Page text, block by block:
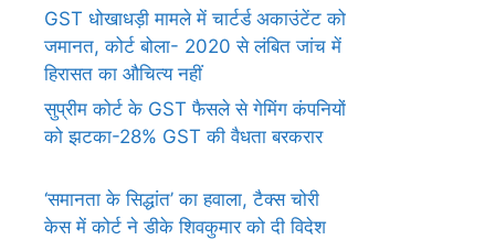
GST धोखाधड़ी मामले में चार्टर्ड अकाउंटेंट को
जमानत, कोर्ट बोला- 2020 से लंबित जांच में
हिरासत का औचित्य नहीं
सुप्रीम कोर्ट के GST फैसले से गेमिंग कंपनियों
को झटका-28% GST की वैधता बरकरार
‘समानता के सिद्धांत’ का हवाला, टैक्स चोरी
केस में कोर्ट ने डीके शिवकुमार को दी विदेश